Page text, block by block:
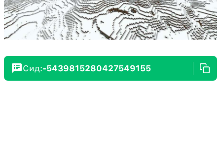
Сид:-5439815280427549155